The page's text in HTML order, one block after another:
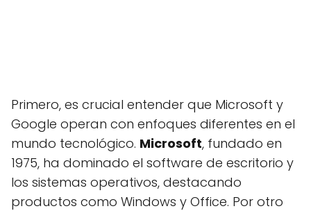
Primero, es crucial entender que Microsoft y
Google operan con enfoques diferentes en el
mundo tecnológico. Microsoft, fundado en
1975, ha dominado el software de escritorio y
los sistemas operativos, destacando
productos como Windows y Office. Por otro